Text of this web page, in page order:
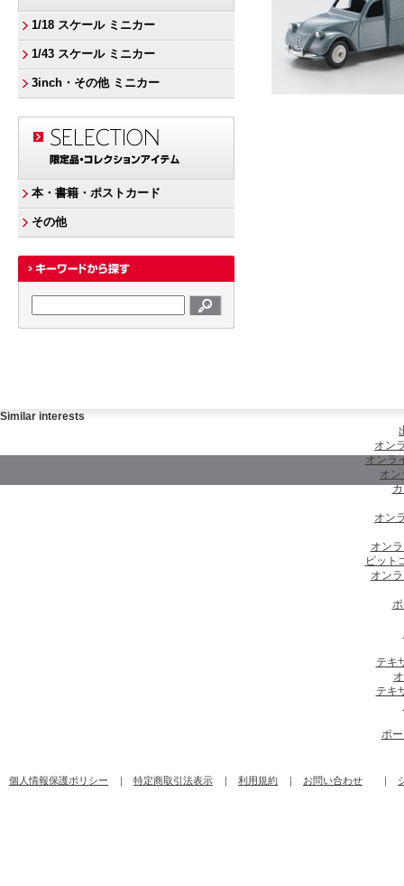
1/18 スケール ミニカー
1/43 スケール ミニカー
3inch・その他 ミニカー
本・書籍・ポストカード
その他
Similar interests
オン
オンラ
オ
オン
オン
ビット
オン
テキ
テキ
ポ
個人情報保護ポリシー ｜ 特定商取引法表示 ｜ 利用規約 ｜ お問い合わせ ｜